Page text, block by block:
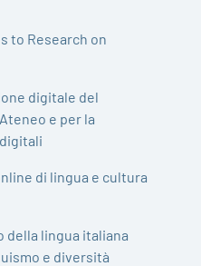
to Research on
digitale del
e per la
di lingua e cultura
della lingua italiana
e diversità